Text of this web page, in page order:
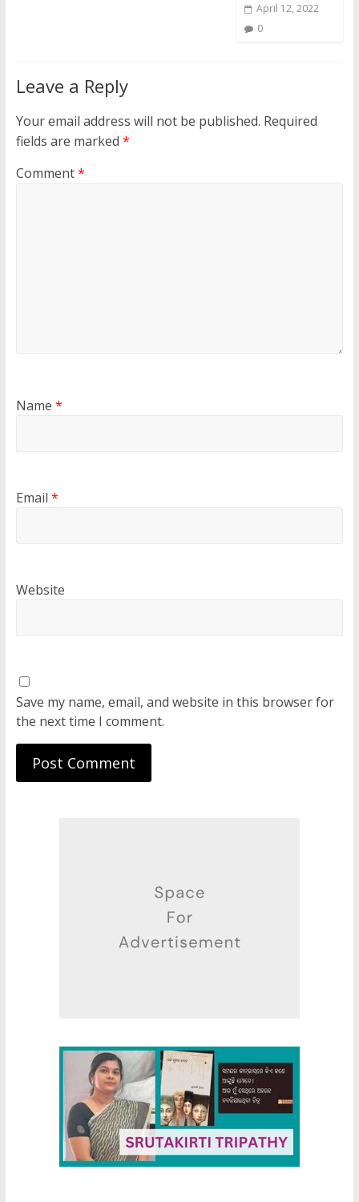
April 12, 2022
0
Leave a Reply
Your email address will not be published. Required
fields are marked *
Comment*
Name *
Email *
Website
Save my name, email, and website in this browser for
the next time I comment.